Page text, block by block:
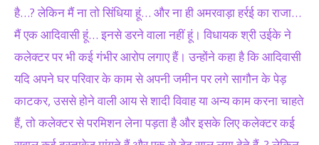
है…? लेकिन मैं ना तो सिंधिया हूं… और ना ही अमरवाड़ा हर्रई का राजा…
मैं एक आदिवासी हूं… इनसे डरने वाला नहीं हूं। विधायक श्री उईके ने
कलेक्टर पर भी कई गंभीर आरोप लगाए हैं। उन्होंने कहा है कि आदिवासी
यदि अपने घर परिवार के काम से अपनी जमीन पर लगे सागौन के पेड़
काटकर, उससे होने वाली आय से शादी विवाह या अन्य काम करना चाहते
हैं, तो कलेक्टर से परमिशन लेना पड़ता है और इसके लिए कलेक्टर कई